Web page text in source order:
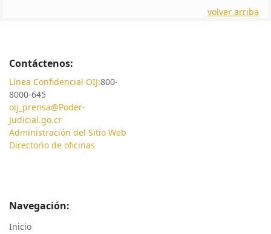
volver arriba
Contáctenos:
Línea Confidencial OIJ:800-
8000-645
oij_prensa@Poder-
Judicial.go.cr
Administración del Sitio Web
Directorio de oficinas
Navegación:
Inicio